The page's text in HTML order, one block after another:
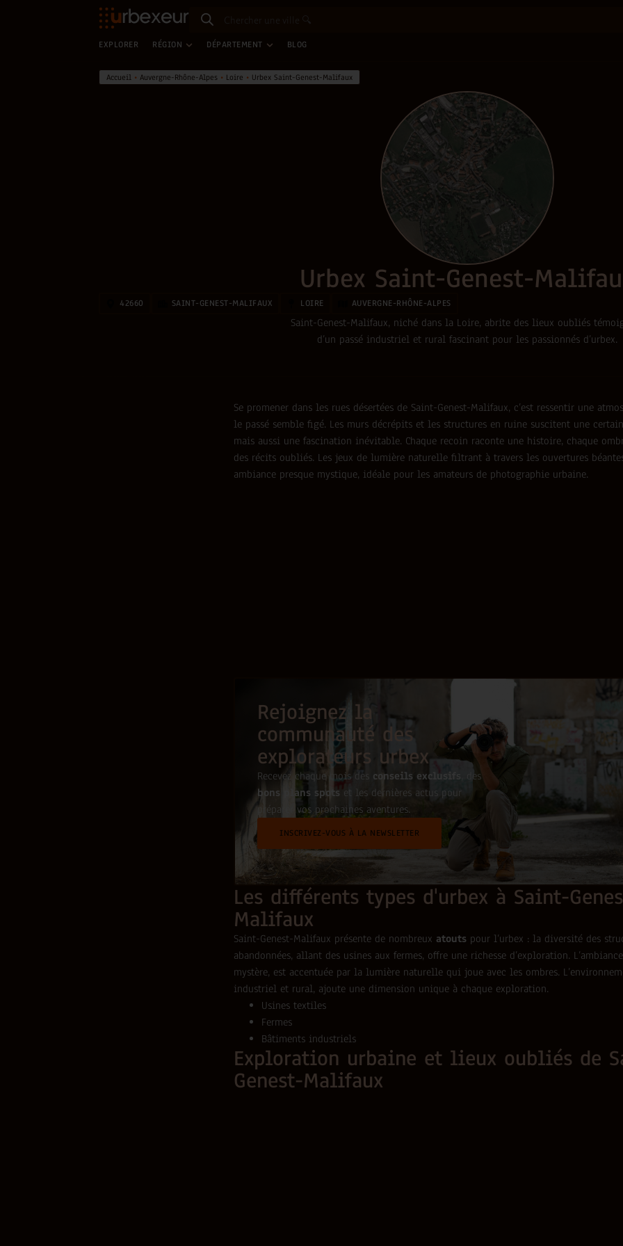
EXPLORER RÉGION DÉPARTEMENT BLOG
Accueil •Auvergne-Rhône-Alpes • Loire • Urbex Saint-Genest-Malifaux
Urbex Saint-Genest-
42660 SAINT-GENEST-MALIFAUX LOIRE AUVERGNE-RHÔNE-ALPES
Saint-Genest-Malifaux, niché dans la Loire, abrite des lieux oubliés
d’un passé industriel et rural fascinant pour les passionnés d’urbex.
Se promener dans les rues désertées de Saint-Genest-Malifaux, c’est ressentir une
le passé semble figé. Les murs décrépits et les structures en ruine suscitent une
mais aussi une fascination inévitable. Chaque recoin raconte une histoire, chaque
des récits oubliés. Les jeux de lumière naturelle filtrant à travers les ouvertures
ambiance presque mystique, idéale pour les amateurs de photographie urbaine.
Rejoignez la
communauté des
explorateurs urbex
Recevez chaque mois des conseils exclusifs , des
bons plans spots et les dernières actus pour
préparer vos prochaines aventures.
INSCRIVEZ-VOUS À LA NEWSLETTER
Les différents types d'urbex à Saint-
Malifaux
Saint-Genest-Malifaux présente de nombreux atouts pour l’urbex : la diversité des
abandonnées, allant des usines aux fermes, offre une richesse d’exploration.
mystère, est accentuée par la lumière naturelle qui joue avec les ombres.
industriel et rural, ajoute une dimension unique à chaque exploration.
Usines textiles
Fermes
Bâtiments industriels
Exploration urbaine et lieux oubliés de
Genest-Malifaux